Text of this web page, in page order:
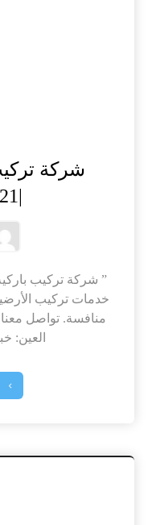
شركة
” شركة تركيب
خدمات تركيب
منافسة. تواصل
العين: